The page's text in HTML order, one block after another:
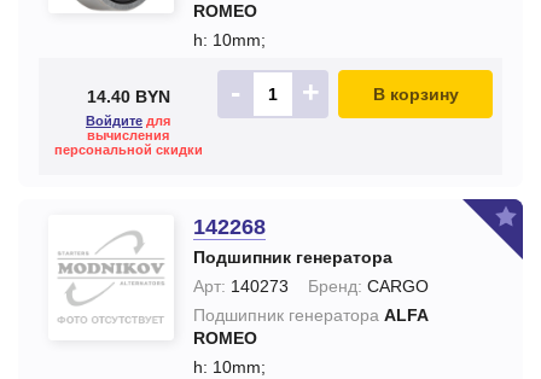
ROMEO
h: 10mm;
14.40 BYN
Войдите для
вычисления
персональной скидки
- + В корзину
142268
Подшипник генератора
Арт: 140273 Бренд: CARGO
Подшипник генератора ALFA
ROMEO
h: 10mm;